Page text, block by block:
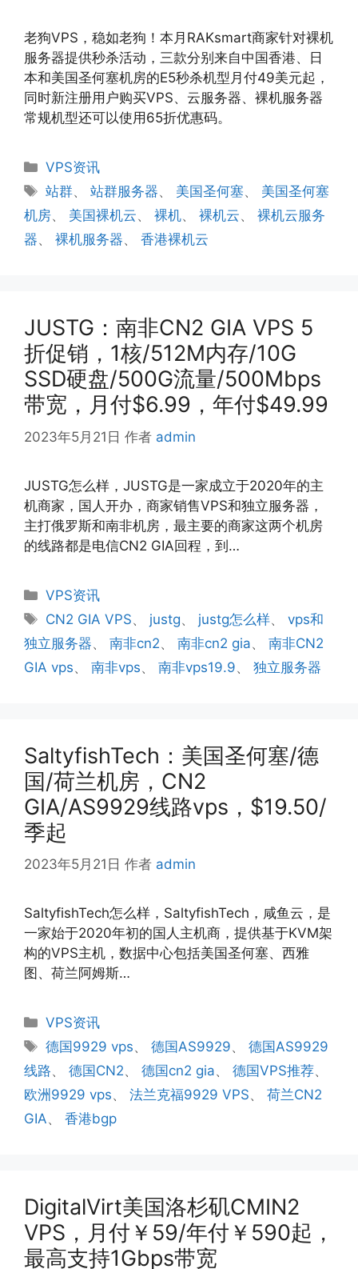
老狗VPS，稳如老狗！本月RAKsmart商家针对裸机
服务器提供秒杀活动，三款分别来自中国香港、日
本和美国圣何塞机房的E5秒杀机型月付49美元起，
同时新注册用户购买VPS、云服务器、裸机服务器
常规机型还可以使用65折优惠码。
分
类
VPS资讯
标
签
站群、站群服务器、 美国圣何塞、 美国圣何塞
机房、 美国裸机云、 裸机、 裸机云、 裸机云服务
器、 裸机服务器、 香港裸机云
JUSTG：南非CN2 GIA VPS 5
折促销，1核/512M内存/10G
SSD硬盘/500G流量/500Mbps
带宽，月付$6.99，年付$49.99
2023年5月21日 作者 admin
JUSTG怎么样，JUSTG是一家成立于2020年的主
机商家，国人开办，商家销售VPS和独立服务器，
主打俄罗斯和南非机房，最主要的商家这两个机房
的线路都是电信CN2 GIA回程，到…
分
类
VPS资讯
标
签
CN2 GIA VPS、 justg、 justg怎么样、vps和
独立服务器、 南非cn2、 南非cn2 gia、 南非CN2
GIA vps、 南非vps、 南非vps19.9、 独立服务器
SaltyfishTech：美国圣何塞/德
国/荷兰机房，CN2
GIA/AS9929线路vps，$19.50/
季起
2023年5月21日 作者 admin
SaltyfishTech怎么样，SaltyfishTech，咸鱼云，是
一家始于2020年初的国人主机商，提供基于KVM架
构的VPS主机，数据中心包括美国圣何塞、西雅
图、荷兰阿姆斯…
分
类
VPS资讯
标
签
德国9929 vps、德国AS9929、德国AS9929
线路、 德国CN2、 德国cn2 gia、 德国VPS推荐、
欧洲9929 vps、 法兰克福9929 VPS、 荷兰CN2
GIA、 香港bgp
DigitalVirt美国洛杉矶CMIN2
VPS，月付￥59/年付￥590起，
最高支持1Gbps带宽